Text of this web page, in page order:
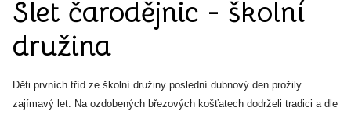
Slet čarodějnic - školní
družina
Děti prvních tříd ze školní družiny poslední dubnový den prožily
zajímavý let. Na ozdobených březových košťatech dodrželi tradici a dle